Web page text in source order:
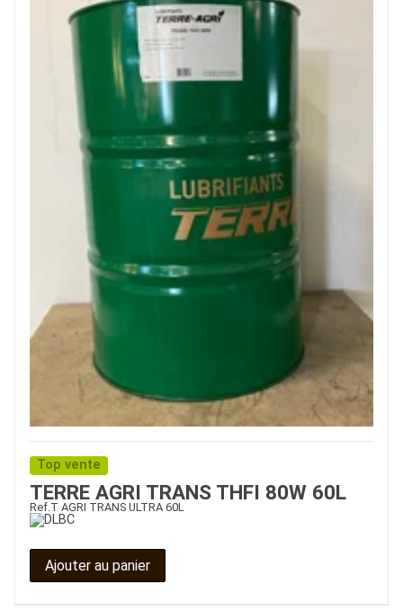
Top vente
TERRE AGRI TRANS THFI 80W 60L
Ref. T AGRI TRANS ULTRA 60L
Ajouter au panier